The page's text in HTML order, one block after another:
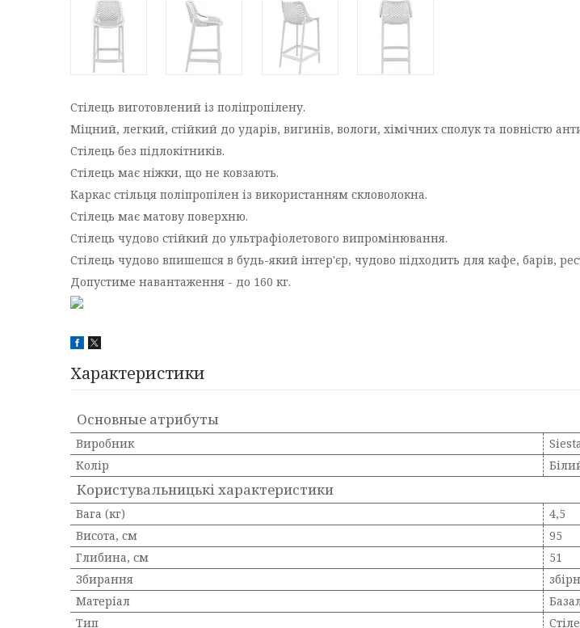
Стілець виготовлений із поліпропілену.
Міцний, легкий, стійкий до ударів, вигинів, вологи, хімічних сполук та повністю
Стілець без підлокітників.
Стілець має ніжки, що не ковзають.
Каркас стільця поліпропілен із використанням скловолокна.
Стілець має матову поверхню.
Стілець чудово стійкий до ультрафіолетового випромінювання.
Стілець чудово впишешся в будь-який інтер'єр, чудово підходить для кафе, барів,
Допустиме навантаження - до 160 кг.
Характеристики
Основные атрибуты
Виробник
Siesta
Колір
Користувальницькі характеристики
Вага (кг)
4,5
Висота, см
95
Глибина, см
51
Збирання
Матеріал
Тип